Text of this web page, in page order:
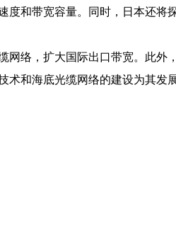
和带宽容量。同时，日本还将
网络，扩大国际出口带宽。此
术和海底光缆网络的建设为其